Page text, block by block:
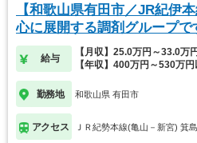
【和歌山県有田市／JR紀伊
心に展開する調剤グループで
給与
【月収】25.0万円～33.0万
【年収】400万円～530万
勤務地 和歌山県 有田市
アクセス ＪＲ紀勢本線(亀山－新宮) 箕